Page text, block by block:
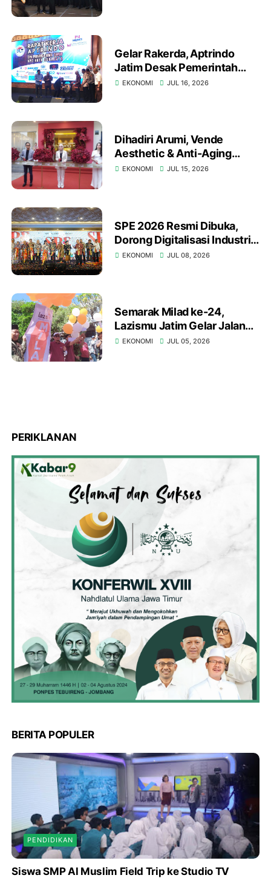
Gelar Rakerda, Aptrindo
Jatim Desak Pemerintah
Responsif Terhadap Kendala
EKONOMI JUL 16, 2026
Dihadiri Arumi, Vende
Aesthetic & Anti-Aging
Clinic Buka Cabang di
EKONOMI JUL 15, 2026
SPE 2026 Resmi Dibuka,
Dorong Digitalisasi Industri
Grafika Indonesia Timur
EKONOMI JUL 08, 2026
Semarak Milad ke-24,
Lazismu Jatim Gelar Jalan
Sehat Napak Tilas Sejarah
EKONOMI JUL 05, 2026
PERIKLANAN
BERITA POPULER
PENDIDIKAN
Siswa SMP Al Muslim Field Trip ke Studio TV